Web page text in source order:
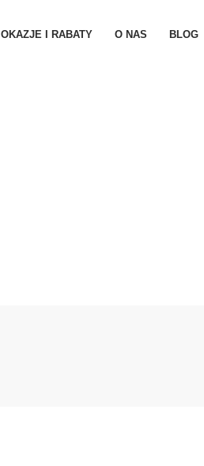
OKAZJE I RABATY O NAS BLOG